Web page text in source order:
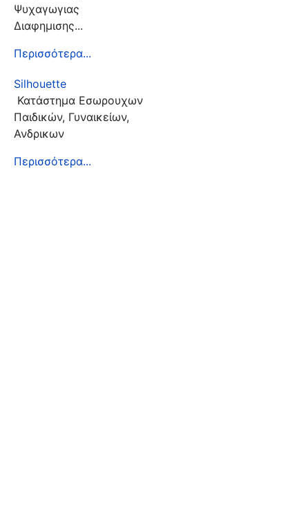
Ψυχαγωγιας
Διαφημισης...
Περισσότερα...
Silhouette
Κατάστημα Εσωρουχων
Παιδικών, Γυναικείων,
Ανδρικων
Περισσότερα...